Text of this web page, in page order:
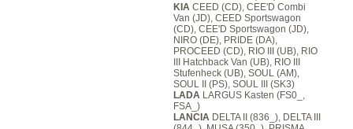
KIA CEED (CD), CEE'D Combi
Van (JD), CEED Sportswagon
(CD), CEE'D Sportswagon (JD),
NIRO (DE), PRIDE (DA),
PROCEED (CD), RIO III (UB), RIO
III Hatchback Van (UB), RIO III
Stufenheck (UB), SOUL (AM),
SOUL II (PS), SOUL III (SK3)
LADA LARGUS Kasten (FS0_,
FSA_)
LANCIA DELTA II (836_), DELTA III